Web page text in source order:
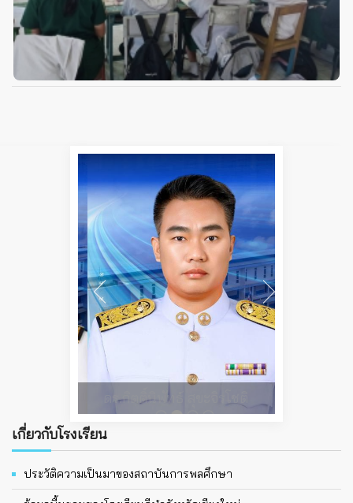
ดร.กิตติ์นิพัทธ์ สุขะจิรโชติ
เกี่ยวกับโรงเรียน
ประวัติความเป็นมาของสถาบันการพลศึกษา